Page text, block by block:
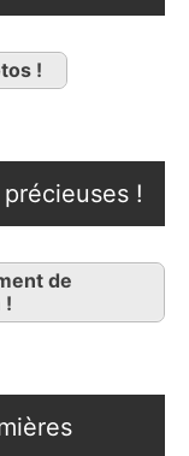
!
!
de
!